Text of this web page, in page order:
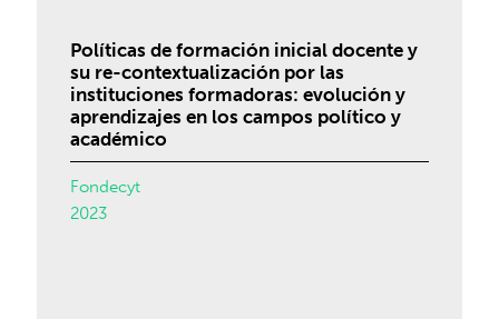
Políticas de formación inicial docente y
su re-contextualización por las
instituciones formadoras: evolución y
aprendizajes en los campos político y
académico
Fondecyt
2023